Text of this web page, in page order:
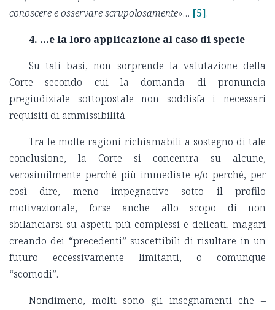
conoscere e osservare scrupolosamente»… [5].
4. …e la loro applicazione al caso di specie
Su tali basi, non sorprende la valutazione della
Corte secondo cui la domanda di pronuncia
pregiudiziale sottopostale non soddisfa i necessari
requisiti di ammissibilità.
Tra le molte ragioni richiamabili a sostegno di tale
conclusione, la Corte si concentra su alcune,
verosimilmente perché più immediate e/o perché, per
così dire, meno impegnative sotto il profilo
motivazionale, forse anche allo scopo di non
sbilanciarsi su aspetti più complessi e delicati, magari
creando dei “precedenti” suscettibili di risultare in un
futuro eccessivamente limitanti, o comunque
“scomodi”.
Nondimeno, molti sono gli insegnamenti che ‒